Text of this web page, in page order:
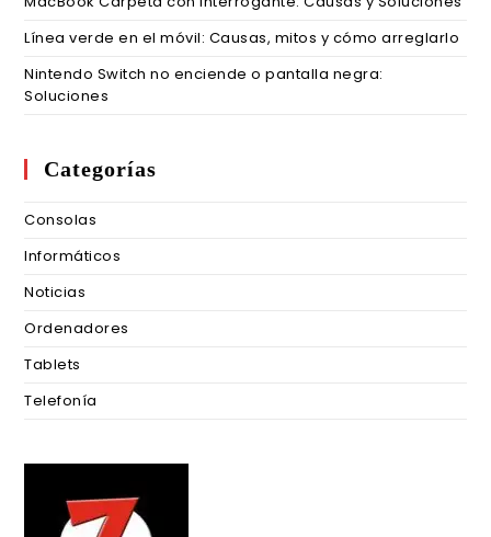
Línea verde en el móvil: Causas, mitos y cómo arreglarlo
Nintendo Switch no enciende o pantalla negra:
Soluciones
Categorías
Consolas
Informáticos
Noticias
Ordenadores
Tablets
Telefonía